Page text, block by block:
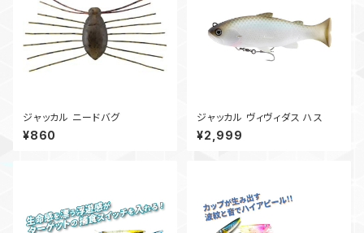
ジャッカル ニードバグ
¥860
ジャッカル ヴィヴィダス ハス
¥2,999